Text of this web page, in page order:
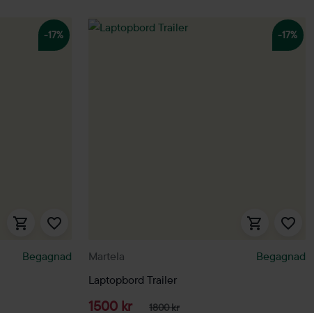
-17%
Begagnad
-17%
Martela
Begagnad
Laptopbord Trailer
1500 kr 1800 kr